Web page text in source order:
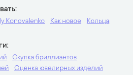
Konovalenko Как новое Кольца
Скупка бриллиантов
Оценка ювелирных изделий